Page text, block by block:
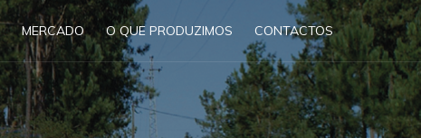
MERCADO O QUE PRODUZIMOS CONTACTOS